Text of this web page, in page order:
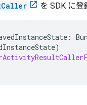
を SDK に
:
)